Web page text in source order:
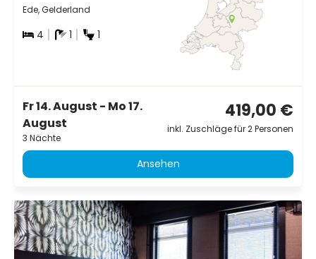
Ede, Gelderland
4 1 1
Fr 14. August - Mo 17.
August
3 Nächte
419,00 €
inkl. Zuschläge für 2 Personen
Ansehen